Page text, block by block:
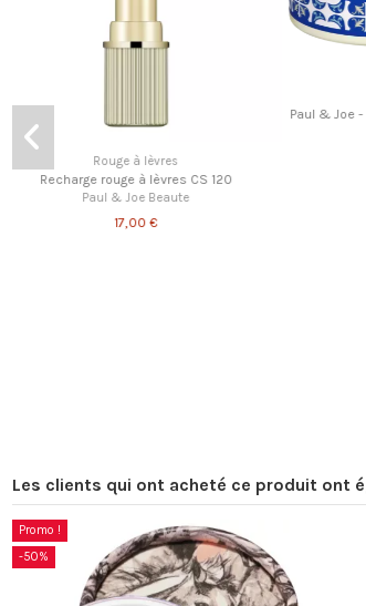
Les clients qui ont acheté ce produit ont
Promo !
-50%